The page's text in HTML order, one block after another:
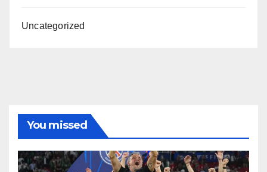
Uncategorized
You missed